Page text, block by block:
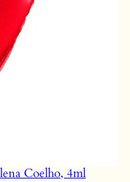
Coelho, 4ml